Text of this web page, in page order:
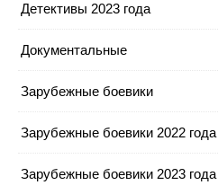
Детективы 2023 года
Документальные
Зарубежные боевики
Зарубежные боевики 2022 года
Зарубежные боевики 2023 года